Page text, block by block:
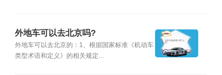
外地车可以去北京吗?
外地车可以去北京的：1、根据国家标准《机动车
类型术语和定义》的相关规定...